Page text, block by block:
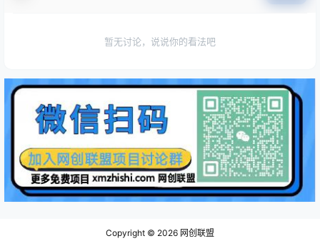
暂无讨论，说说你的看法吧
Copyright © 2026 网创联盟